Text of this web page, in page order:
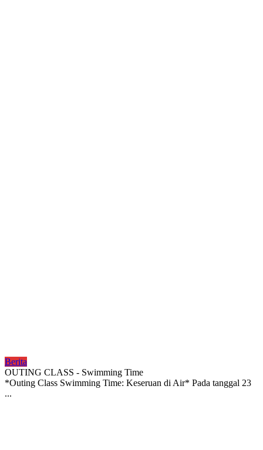
Berita
OUTING CLASS - Swimming Time
*Outing Class Swimming Time: Keseruan di Air* Pada tanggal 23
...